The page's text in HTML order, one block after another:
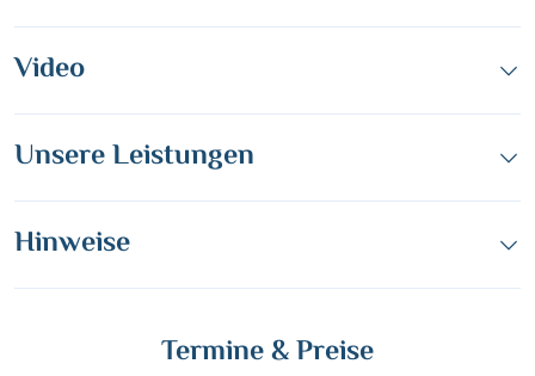
Video
Unsere Leistungen
Hinweise
Termine & Preise